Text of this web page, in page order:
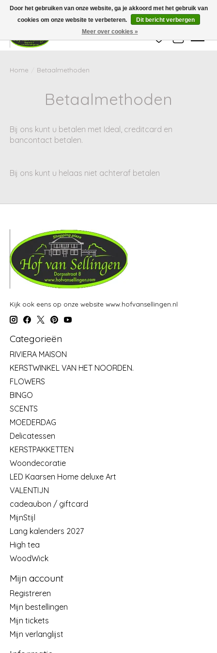
Wij zijn gesloten van 24 december tot en met 25 januari. Houd er rekening mee
dat de levertijd van uw bestelling in deze periode langer kan zijn dan
gebruikelijk.
Verlanglijst
Home Betaalmethoden
Betaalmethoden
Bij ons kunt u betalen met Ideal, creditcard en
bancontact betalen.
Bij ons kunt u helaas niet achteraf betalen
Kijk ook eens op onze website www.hofvansellingen.nl
Categorieën
RIVIERA MAISON
KERSTWINKEL VAN HET NOORDEN.
FLOWERS
BINGO
SCENTS
MOEDERDAG
Delicatessen
KERSTPAKKETTEN
Woondecoratie
LED Kaarsen Home deluxe Art
VALENTIJN
cadeaubon / giftcard
MijnStijl
Lang kalenders 2027
High tea
WoodWick
Mijn account
Registreren
Mijn bestellingen
Mijn tickets
Mijn verlanglijst
Door het gebruiken van onze website, ga je akkoord met het gebruik van
cookies om onze website te verbeteren.
Dit bericht verbergen
Meer over cookies »